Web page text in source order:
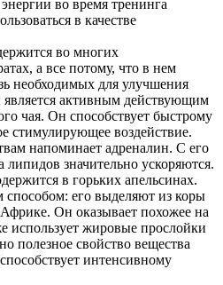
во время тренинга
в качестве
во многих
а все потому, что в нем
необходимых для улучшения
является активным действующим
чая. Он способствует быстрому
стимулирующее воздействие.
напоминает адреналин. С его
значительно ускоряются.
в горьких апельсинах.
его выделяют из коры
Африке. Он оказывает похожее на
использует жировые прослойки
полезное свойство вещества
интенсивному